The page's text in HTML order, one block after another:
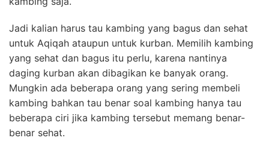
Jadi kalian harus tau kambing yang bagus dan sehat
untuk Aqiqah ataupun untuk kurban. Memilih kambing
yang sehat dan bagus itu perlu, karena nantinya
daging kurban akan dibagikan ke banyak orang.
Mungkin ada beberapa orang yang sering membeli
kambing bahkan tau benar soal kambing hanya tau
beberapa ciri jika kambing tersebut memang benar-
benar sehat.